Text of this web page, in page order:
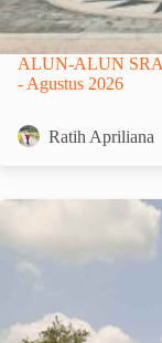
ALUN-ALUN
- Agustus 2026
Ratih Apriliana